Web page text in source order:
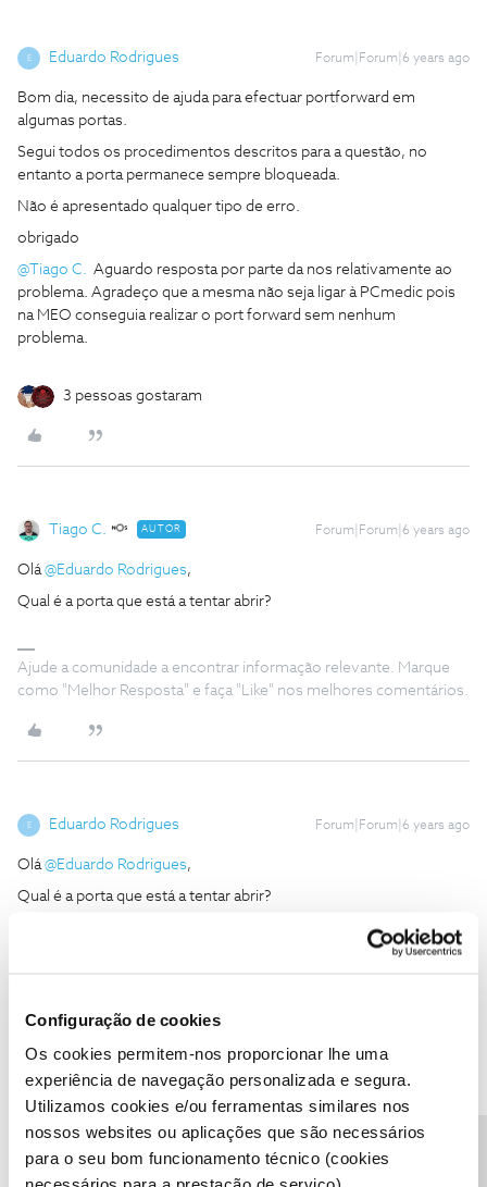
Configuração de cookies
Os cookies permitem-nos proporcionar lhe uma
experiência de navegação personalizada e segura.
Utilizamos cookies e/ou ferramentas similares nos
nossos websites ou aplicações que são necessários
para o seu bom funcionamento técnico (cookies
E Eduardo Rodrigues Forum|Forum|6 years ago
Bom dia, necessito de ajuda para efectuar portforward em
algumas portas.
Segui todos os procedimentos descritos para a questão, no
entanto a porta permanece sempre bloqueada.
Não é apresentado qualquer tipo de erro.
obrigado
@Tiago C. Aguardo resposta por parte da nos relativamente ao
problema. Agradeço que a mesma não seja ligar à PCmedic pois
na MEO conseguia realizar o port forward sem nenhum
problema.
3 pessoas gostaram
Tiago C. AUTOR Forum|Forum|6 years ago
Olá@Eduardo Rodrigues,
Qual é a porta que está a tentar abrir?
Ajude a comunidade a encontrar informação relevante. Marque
como "Melhor Resposta" e faça "Like" nos melhores comentários.
E Eduardo Rodrigues Forum|Forum|6 years ago
Olá@Eduardo Rodrigues,
Qual é a porta que está a tentar abrir?
Bom dia, já tentei várias como: 21, 25565, 27015 TCP/UDP, 27020
UDP, 27005 UDP, 51840 UDP. Nenhuma deu resultado. Obrigado
XCreative
Boa tarde, já tentei fazer portforward em algumas portas e